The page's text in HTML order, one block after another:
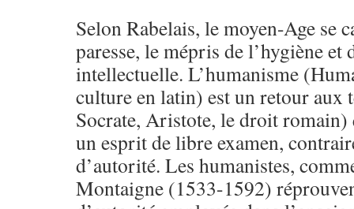
Selon Rabelais, le moyen-Age se
paresse, le mépris de l’hygiène et
intellectuelle. L’humanisme
culture en latin) est un retour aux
Socrate, Aristote, le droit romain)
un esprit de libre examen,
d’autorité. Les humanistes,
Montaigne (1533-1592)